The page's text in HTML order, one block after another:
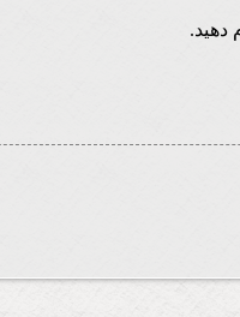
دهید.